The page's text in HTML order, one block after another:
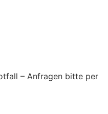
– Anfragen bitte per